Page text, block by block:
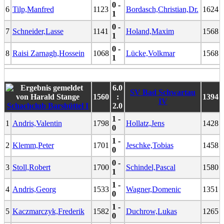
6 Tilp,Manfred 1123
0 -
1
Bordasch,Christian,Dr. 1624
7 Schneider,Lasse 1141
0 -
1
Holand,Maxim 1568
8 Raisi Zarnagh,Hossein 1068
0 -
1
Lücke,Volkmar 1568
Schachclub Barsbüttel I
1560
6.0
:
2.0
SV Bad Schwartau
IV
1394
1 Andris,Valentin 1798
1 -
0
Hollatz,Jens 1428
2 Klemm,Peter 1701
1 -
0
Jeschke,Tobias 1458
3 Stoll,Robert 1700
0 -
1
Schindel,Pascal 1580
4 Andris,Georg 1533
1 -
0
Wagner,Domenic 1351
5 Kaczmarczyk,Frederik 1582
1 -
0
Duchrow,Lukas 1265